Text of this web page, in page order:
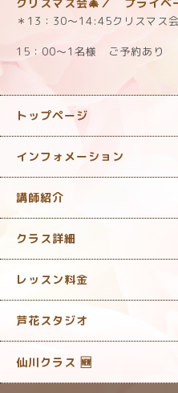
＊13：30～14:45クリスマス
15：00～1名様 ご予約あり
トップページ
インフォメーション
講師紹介
クラス詳細
レッスン料金
芦花スタジオ
仙川クラス 🆕